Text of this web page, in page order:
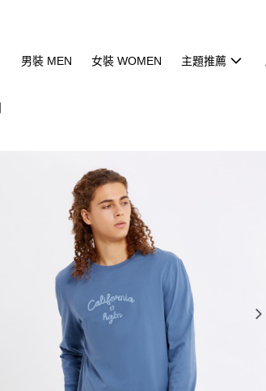
男裝 MEN 女裝 WOMEN 主題推薦